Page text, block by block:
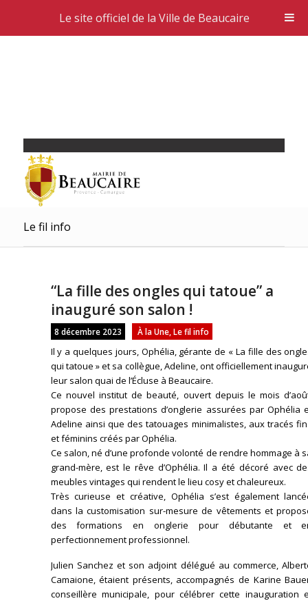
Le fil info
“La fille des ongles qui tatoue” a
inauguré son salon !
8 décembre 2023 À la Une, Le fil info
Il y a quelques jours, Ophélia, gérante de « La fille des
qui tatoue » et sa collègue, Adeline, ont officiellement
leur salon quai de l’Écluse à Beaucaire.
Ce nouvel institut de beauté, ouvert depuis le mois
propose des prestations d’onglerie assurées par Ophélia
Adeline ainsi que des tatouages minimalistes, aux tracés
et féminins créés par Ophélia.
Ce salon, né d’une profonde volonté de rendre hommage à
grand-mère, est le rêve d’Ophélia. Il a été décoré avec
meubles vintages qui rendent le lieu cosy et chaleureux.
Très curieuse et créative, Ophélia s’est également
dans la customisation sur-mesure de vêtements et
des formations en onglerie pour débutante et
perfectionnement professionnel.
Julien Sanchez et son adjoint délégué au commerce,
Camaione, étaient présents, accompagnés de Karine
conseillère municipale, pour célébrer cette inauguration
Le site officiel de la Ville de Beaucaire